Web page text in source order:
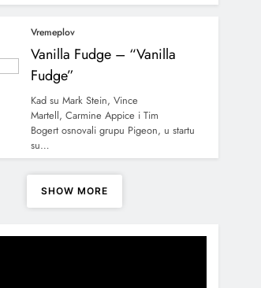
Vremeplov
Vanilla Fudge – “Vanilla
Fudge”
Kad su Mark Stein, Vince
Martell, Carmine Appice i Tim
Bogert osnovali grupu Pigeon, u startu
su…
SHOW MORE